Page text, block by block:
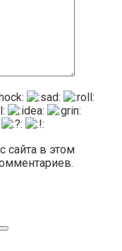
сайта в этом